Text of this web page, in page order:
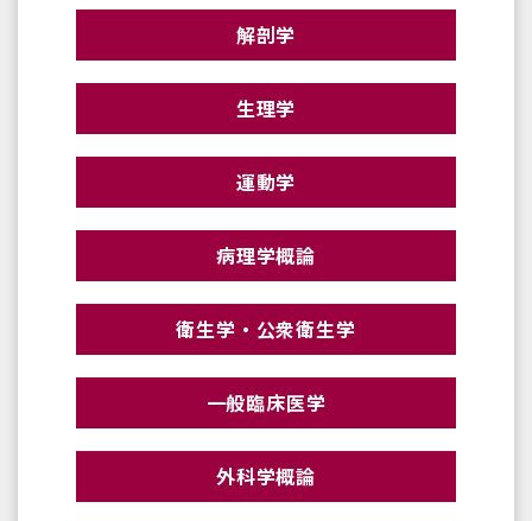
解剖学
生理学
運動学
病理学概論
衛生学・公衆衛生学
一般臨床医学
外科学概論